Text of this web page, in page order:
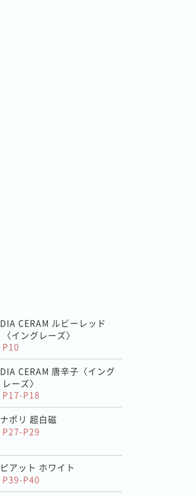
DIA CERAM ルビーレッド
〈イングレーズ〉
P10
DIA CERAM 唐辛子〈イング
レーズ〉
P17-P18
ナポリ 超白磁
P27-P29
ピアット ホワイト
P39-P40